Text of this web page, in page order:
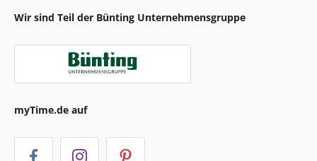
Wir sind Teil der Bünting Unternehmensgruppe
myTime.de auf